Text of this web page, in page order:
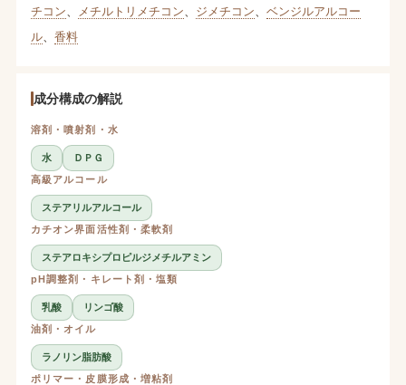
チコン
メチルトリメチコン ジメチコン
ベンジルアルコー
ル、 香料
成分構成の解説
溶剤・噴射剤・水
水
ＤＰＧ
高級アルコール
ステアリルアルコール
カチオン界面活性剤・柔軟剤
ステアロキシプロピルジメチルアミン
pH調整剤・キレート剤・塩類
乳酸
リンゴ酸
油剤・オイル
ラノリン脂肪酸
ポリマー・皮膜形成・増粘剤